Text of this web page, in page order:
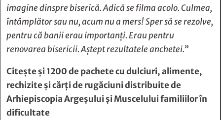
imagine dinspre biserică. Adică se filma acolo. Culmea,
întâmplător sau nu, acum nu a mers! Sper să se rezolve,
pentru că banii erau importanți. Erau pentru
renovarea bisericii. Aștept rezultatele anchetei.”
Citește și1200 de pachete cu dulciuri, alimente,
rechizite și cărți de rugăciuni distribuite de
Arhiepiscopia Argeșului și Muscelului familiilor în
dificultate